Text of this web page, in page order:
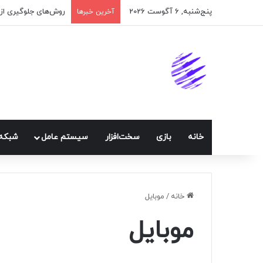
پنج‌شنبه, 6 آگوست 2026 آخرین خبرها
خانه بازی سخت‌افزار سيستم عامل
خانه / موبايل
موبايل